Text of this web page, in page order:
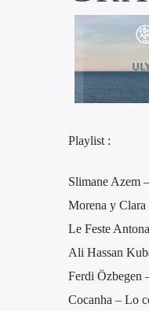
Playlist :
Slimane Azem
Morena y Clara
Le Feste
Ali Hassan
Ferdi Özbegen
Cocanha – Lo